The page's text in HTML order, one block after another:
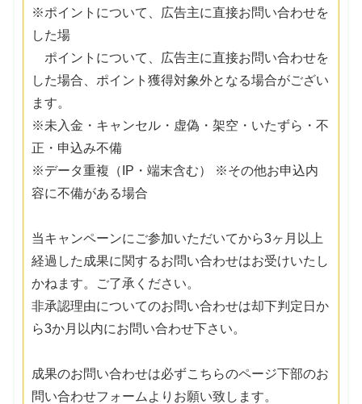
※ポイントについて、広告主に直接お問い合わせを
した場
ポイントについて、広告主に直接お問い合わせを
した場合、ポイント獲得対象外となる場合がござい
ます。
※未入金・キャンセル・虚偽・架空・いたずら・不
正・申込み不備
※データ重複（IP・端末含む） ※その他お申込内
容に不備がある場合
当キャンペーンにご参加いただいてから3ヶ月以上
経過した成果に関するお問い合わせはお受けいたし
かねます。ご了承ください。
非承認理由についてのお問い合わせは却下判定日か
ら3か月以内にお問い合わせ下さい。
成果のお問い合わせは必ずこちらのページ下部のお
問い合わせフォームよりお願い致します。